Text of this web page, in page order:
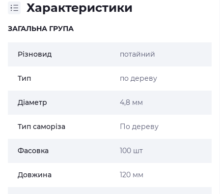
Характеристики
ЗАГАЛЬНА ГРУПА
Різновид потайний
Тип по дереву
Діаметр 4,8 мм
Тип саморіза По дереву
Фасовка 100 шт
Довжина 120 мм